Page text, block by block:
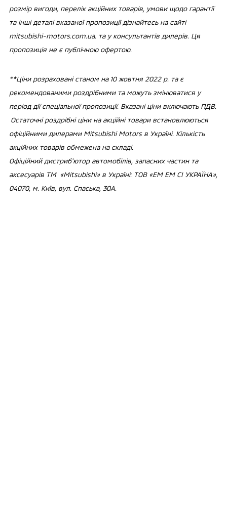
розмір вигоди, перелік акційних товарів, умови щодо гарантії
та інші деталі вказаної пропозиції дізнайтесь на сайті
mitsubishi-motors.com.ua. та у консультантів дилерів. Ця
пропозиція не є публічною офертою.
**Ціни розраховані станом на 10 жовтня 2022 р. та є
рекомендованими роздрібними та можуть змінюватися у
період дії спеціальної пропозиції. Вказані ціни включають ПДВ.
Остаточні роздрібні ціни на акційні товари встановлюються
офіційними дилерами Mitsubishi Motors в Україні. Кількість
акційних товарів обмежена на складі.
Офіційний дистриб'ютор автомобілів, запасних частин та
аксесуарів ТМ «Mitsubishi» в Україні: ТОВ «ЕМ ЕМ СІ УКРАЇНА»,
04070, м. Київ, вул. Спаська, 30А.